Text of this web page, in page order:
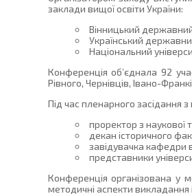
заклади вищої освіти України:
Вінницький
Український
Національний
Конференція об’єднала 92
Рівного, Чернівців, Івано-
Під час пленарного засідання
проректор з
декан історичного
завідувачка кафедри
представники
Конференція організована у
методичні аспекти викладання